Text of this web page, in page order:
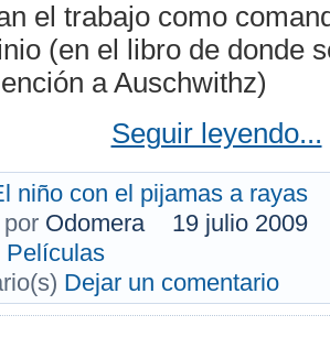
el trabajo como
(en el libro de donde
a Auschwithz)
Seguir leyendo...
niño con el pijamas a rayas
Odomera
19 julio 2009
Películas
Dejar un comentario